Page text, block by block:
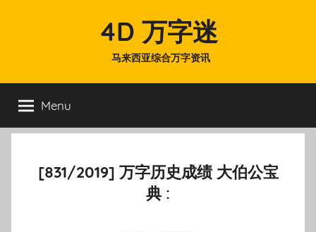
4D 万字迷
马来西亚综合万字资讯
Menu
[831/2019] 万字历史成绩 大伯公宝
典 :